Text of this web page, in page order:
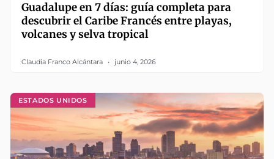
Guadalupe en 7 días: guía completa para
descubrir el Caribe Francés entre playas,
volcanes y selva tropical
Claudia Franco Alcántara junio 4, 2026
ESTADOS UNIDOS